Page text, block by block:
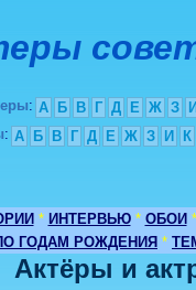
: А Б В Г Д Е Ж З И
: А Б В Г Д Е Ж З И К
* ИНТЕРВЬЮ * ОБОИ *
ГОДАМ РОЖДЕНИЯ *
Актёры и